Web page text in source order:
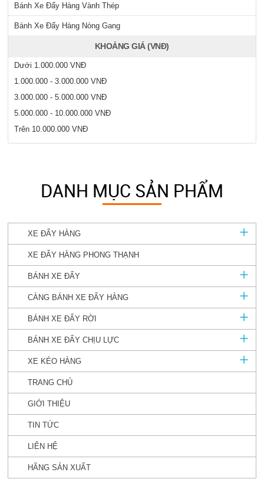
Bánh Xe Đẩy Hàng Vành Thép
Bánh Xe Đẩy Hàng Nòng Gang
KHOẢNG GIÁ (VNĐ)
Dưới 1.000.000 VNĐ
1.000.000 - 3.000.000 VNĐ
3.000.000 - 5.000.000 VNĐ
5.000.000 - 10.000.000 VNĐ
Trên 10.000.000 VNĐ
DANH MỤC SẢN PHẨM
XE ĐẨY HÀNG
XE ĐẨY HÀNG PHONG THẠNH
BÁNH XE ĐẨY
CÀNG BÁNH XE ĐẨY HÀNG
BÁNH XE ĐẨY RỜI
BÁNH XE ĐẨY CHỊU LỰC
XE KÉO HÀNG
TRANG CHỦ
GIỚI THIỆU
TIN TỨC
LIÊN HỆ
HÃNG SẢN XUẤT